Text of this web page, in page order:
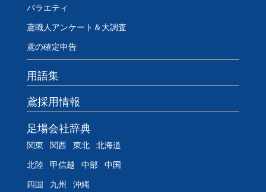
バラエティ
鳶職人アンケート＆大調査
鳶の確定申告
用語集
鳶採用情報
足場会社辞典
関東 関西 東北 北海道
北陸 甲信越 中部 中国
四国
九州 沖縄